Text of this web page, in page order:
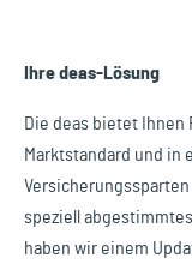
Ihre deas-Lösung
Die deas bietet Ihnen
Marktstandard und in
Versicherungssparten
speziell
haben wir einem